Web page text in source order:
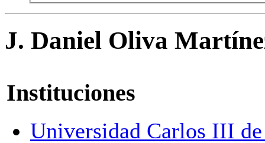
J. Daniel Oliva
Instituciones
Universidad Carlos III